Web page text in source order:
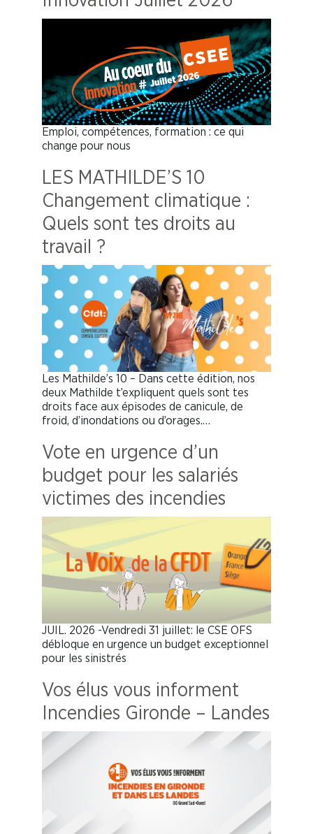
Emploi, compétences, formation : ce qui
change pour nous
LES MATHILDE’S 10
Changement climatique :
Quels sont tes droits au
travail ?
Les Mathilde’s 10 – Dans cette édition, nos
deux Mathilde t’expliquent quels sont tes
droits face aux épisodes de canicule, de
froid, d’inondations ou d’orages.…
Vote en urgence d’un
budget pour les salariés
victimes des incendies
JUIL. 2026 -Vendredi 31 juillet: le CSE OFS
débloque en urgence un budget exceptionnel
pour les sinistrés
Vos élus vous informent
Incendies Gironde – Landes